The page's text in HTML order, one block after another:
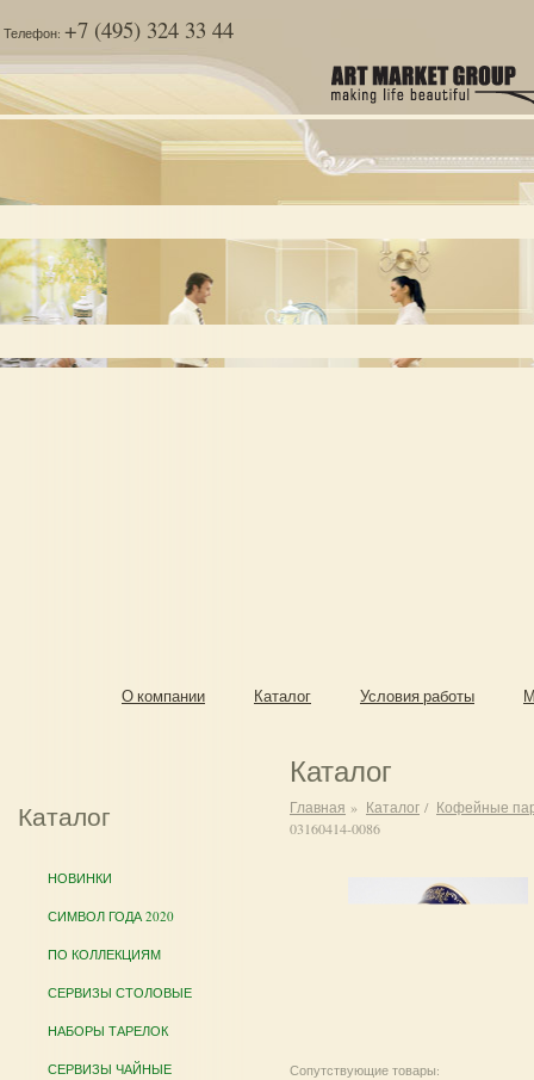
Телефон: +7 (495) 324 33 44
О компании Каталог Условия работы
Каталог
НОВИНКИ
СИМВОЛ ГОДА 2020
ПО КОЛЛЕКЦИЯМ
СЕРВИЗЫ СТОЛОВЫЕ
НАБОРЫ ТАРЕЛОК
СЕРВИЗЫ ЧАЙНЫЕ
Каталог
Главная » Каталог / Кофейные
03160414-0086
Сопутствующие товары: